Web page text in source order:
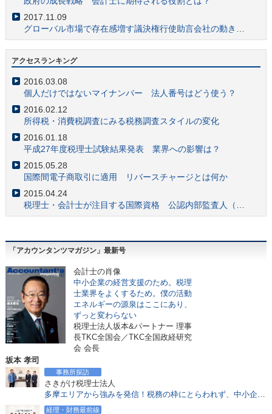
2017.11.09
グローバル市場で存在感増す議決権行使助言会社の動きに注目
仮想通貨と会計・税務の最新事情 会計士業務への影響は？
クラウドファンディングの会計税務とコンサル事情
2017.09.05
「ザ・コンサルタント」でも描写 会計士の財務調査業務の価値の高さ
社会福祉法人への会計監査人による監査導入で高まる需要
会計士注目 財務会計基準機構が「国際会計人材ネットワーク」設立
会計士の注目スキル 「フォレンジック」業務とは何か？
2017.05.22
中企庁「事業承継ガイドライン」をM&A業務に活かす
2017.05.15
金融庁 監査法人のガバナンス・コードから見る会計士の役割
2017.04.24
会計士のM&A実務でも必須知識「少数株主権」を知る
2017.04.17
合格者9年ぶり増加 平成28年公認会計士試験と業界の動向
NPV、IRRとは？会計士が重視する投資採択基準
2017.03.13
会計士のアドバイスが「内部留保」の考え方を変える
2017.02.20
アクセスランキング
2016.03.08
個人だけではないマイナンバー 法人番号はどう使う？
2016.02.12
所得税・消費税調査にみる税務調査スタイルの変化
2016.01.18
平成27年度税理士試験結果発表 業界への影響は？
2015.05.28
国際間電子商取引に適用 リバースチャージとは何か
2015.04.24
税理士・会計士が注目する国際資格 公認内部監査人（CIA）とは？
「アカウンタンツマガジン」最新号
会計士の肖像
中小企業の経営支援のため。税理
士業界をよくするため。僕の活動
エネルギーの源泉はここにあり、
ずっと変わらない
税理士法人坂本&パートナー 理事
長TKC全国会／TKC全国政経研究
会 会長
坂本 孝司
事務所探訪
さきがけ税理士法人
多摩エリアから強みを発信！税務の枠にとらわれず、中小企業経営者を中心とし、包括支援で成長を支える
経理・財務最前線